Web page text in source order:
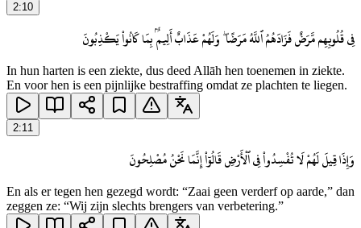
2:10
فِى قُلُوبِهِم مَّرَضٌ فَزَادَهُمُ ٱللَّهُ مَرَضًا ۖ وَلَهُمْ عَذَابٌ أَلِيمٌۢ بِمَا كَانُوا۟ يَكْذِبُونَ
In hun harten is een ziekte, dus deed Allāh hen toenemen in ziekte.
En voor hen is een pijnlijke bestraffing omdat ze plachten te liegen.
2:11
وَإِذَا قِيلَ لَهُمْ لَا تُفْسِدُوا۟ فِى ٱلْأَرْضِ قَالُوٓا۟ إِنَّمَا نَحْنُ مُصْلِحُونَ
En als er tegen hen gezegd wordt: “Zaai geen verderf op aarde,” dan
zeggen ze: “Wij zijn slechts brengers van verbetering.”